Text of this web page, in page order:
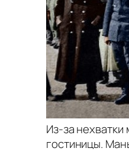
Из-за
гостиницы.